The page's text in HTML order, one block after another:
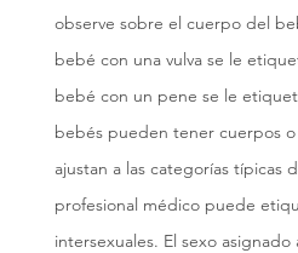
observe sobre el cuerpo del
bebé con una vulva se le
bebé con un pene se le
bebés pueden tener cuerpos
ajustan a las categorías típicas
profesional médico puede
intersexuales. El sexo